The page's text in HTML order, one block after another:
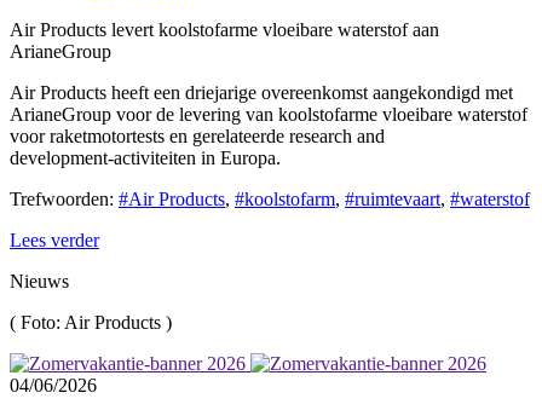
Air Products levert koolstofarme vloeibare waterstof aan
ArianeGroup
Air Products heeft een driejarige overeenkomst aangekondigd met
ArianeGroup voor de levering van koolstofarme vloeibare waterstof
voor raketmotortests en gerelateerde research and
development‑activiteiten in Europa.
Trefwoorden: #Air Products, #koolstofarm, #ruimtevaart, #waterstof
Lees verder
Nieuws
( Foto: Air Products )
04/06/2026